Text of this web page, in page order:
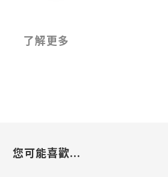
了解更多
您可能喜歡...